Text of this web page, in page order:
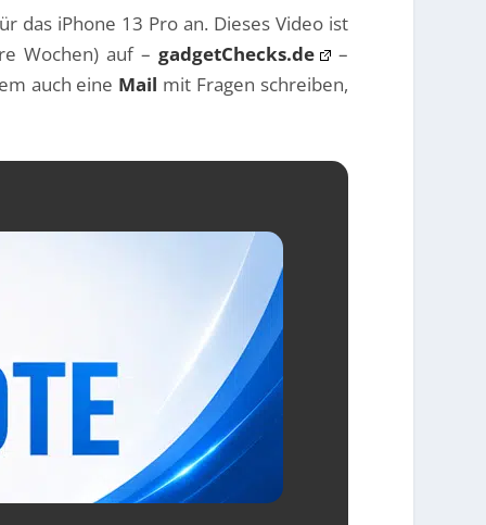
das iPhone 13 Pro an. Dieses Video ist
Wochen) auf – gadgetChecks.de
–
auch eine Mail mit Fragen schreiben,